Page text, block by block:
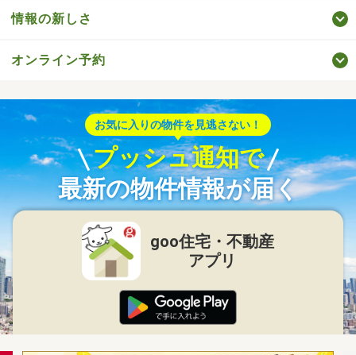
情報の新しさ
オンライン予約
お気に入りの物件を見逃さない！
プッシュ通知で
最新の物件情報が届く
goo住宅・不動産
アプリ